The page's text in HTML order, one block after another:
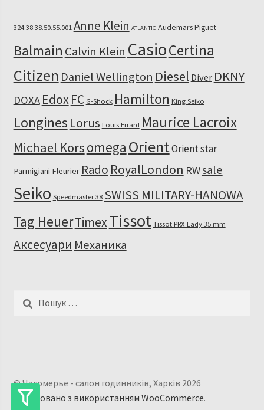
324.38.38.50.55.001 Anne Klein ATLANTIC Audemars Piguet
Balmain Calvin Klein CasioCertina
Citizen Daniel Wellington Diesel Diver DKNY
DOXA EdoxFC G-Shock Hamilton King Seiko
Longines Lorus Louis Errard Maurice Lacroix
Michael Korsomega OrientOrient star
Parmigiani Fleurier Rado RoyalLondon RWsale
Seiko Speedmaster 38 SWISS MILITARY-HANOWA
Tag HeuerTimexTissot Tissot PRX Lady 35 mm
Аксесуари Механика
Пошук:
© Часомерье - салон годинників, Харків 2026
Побудовано з використанням WooCommerce.